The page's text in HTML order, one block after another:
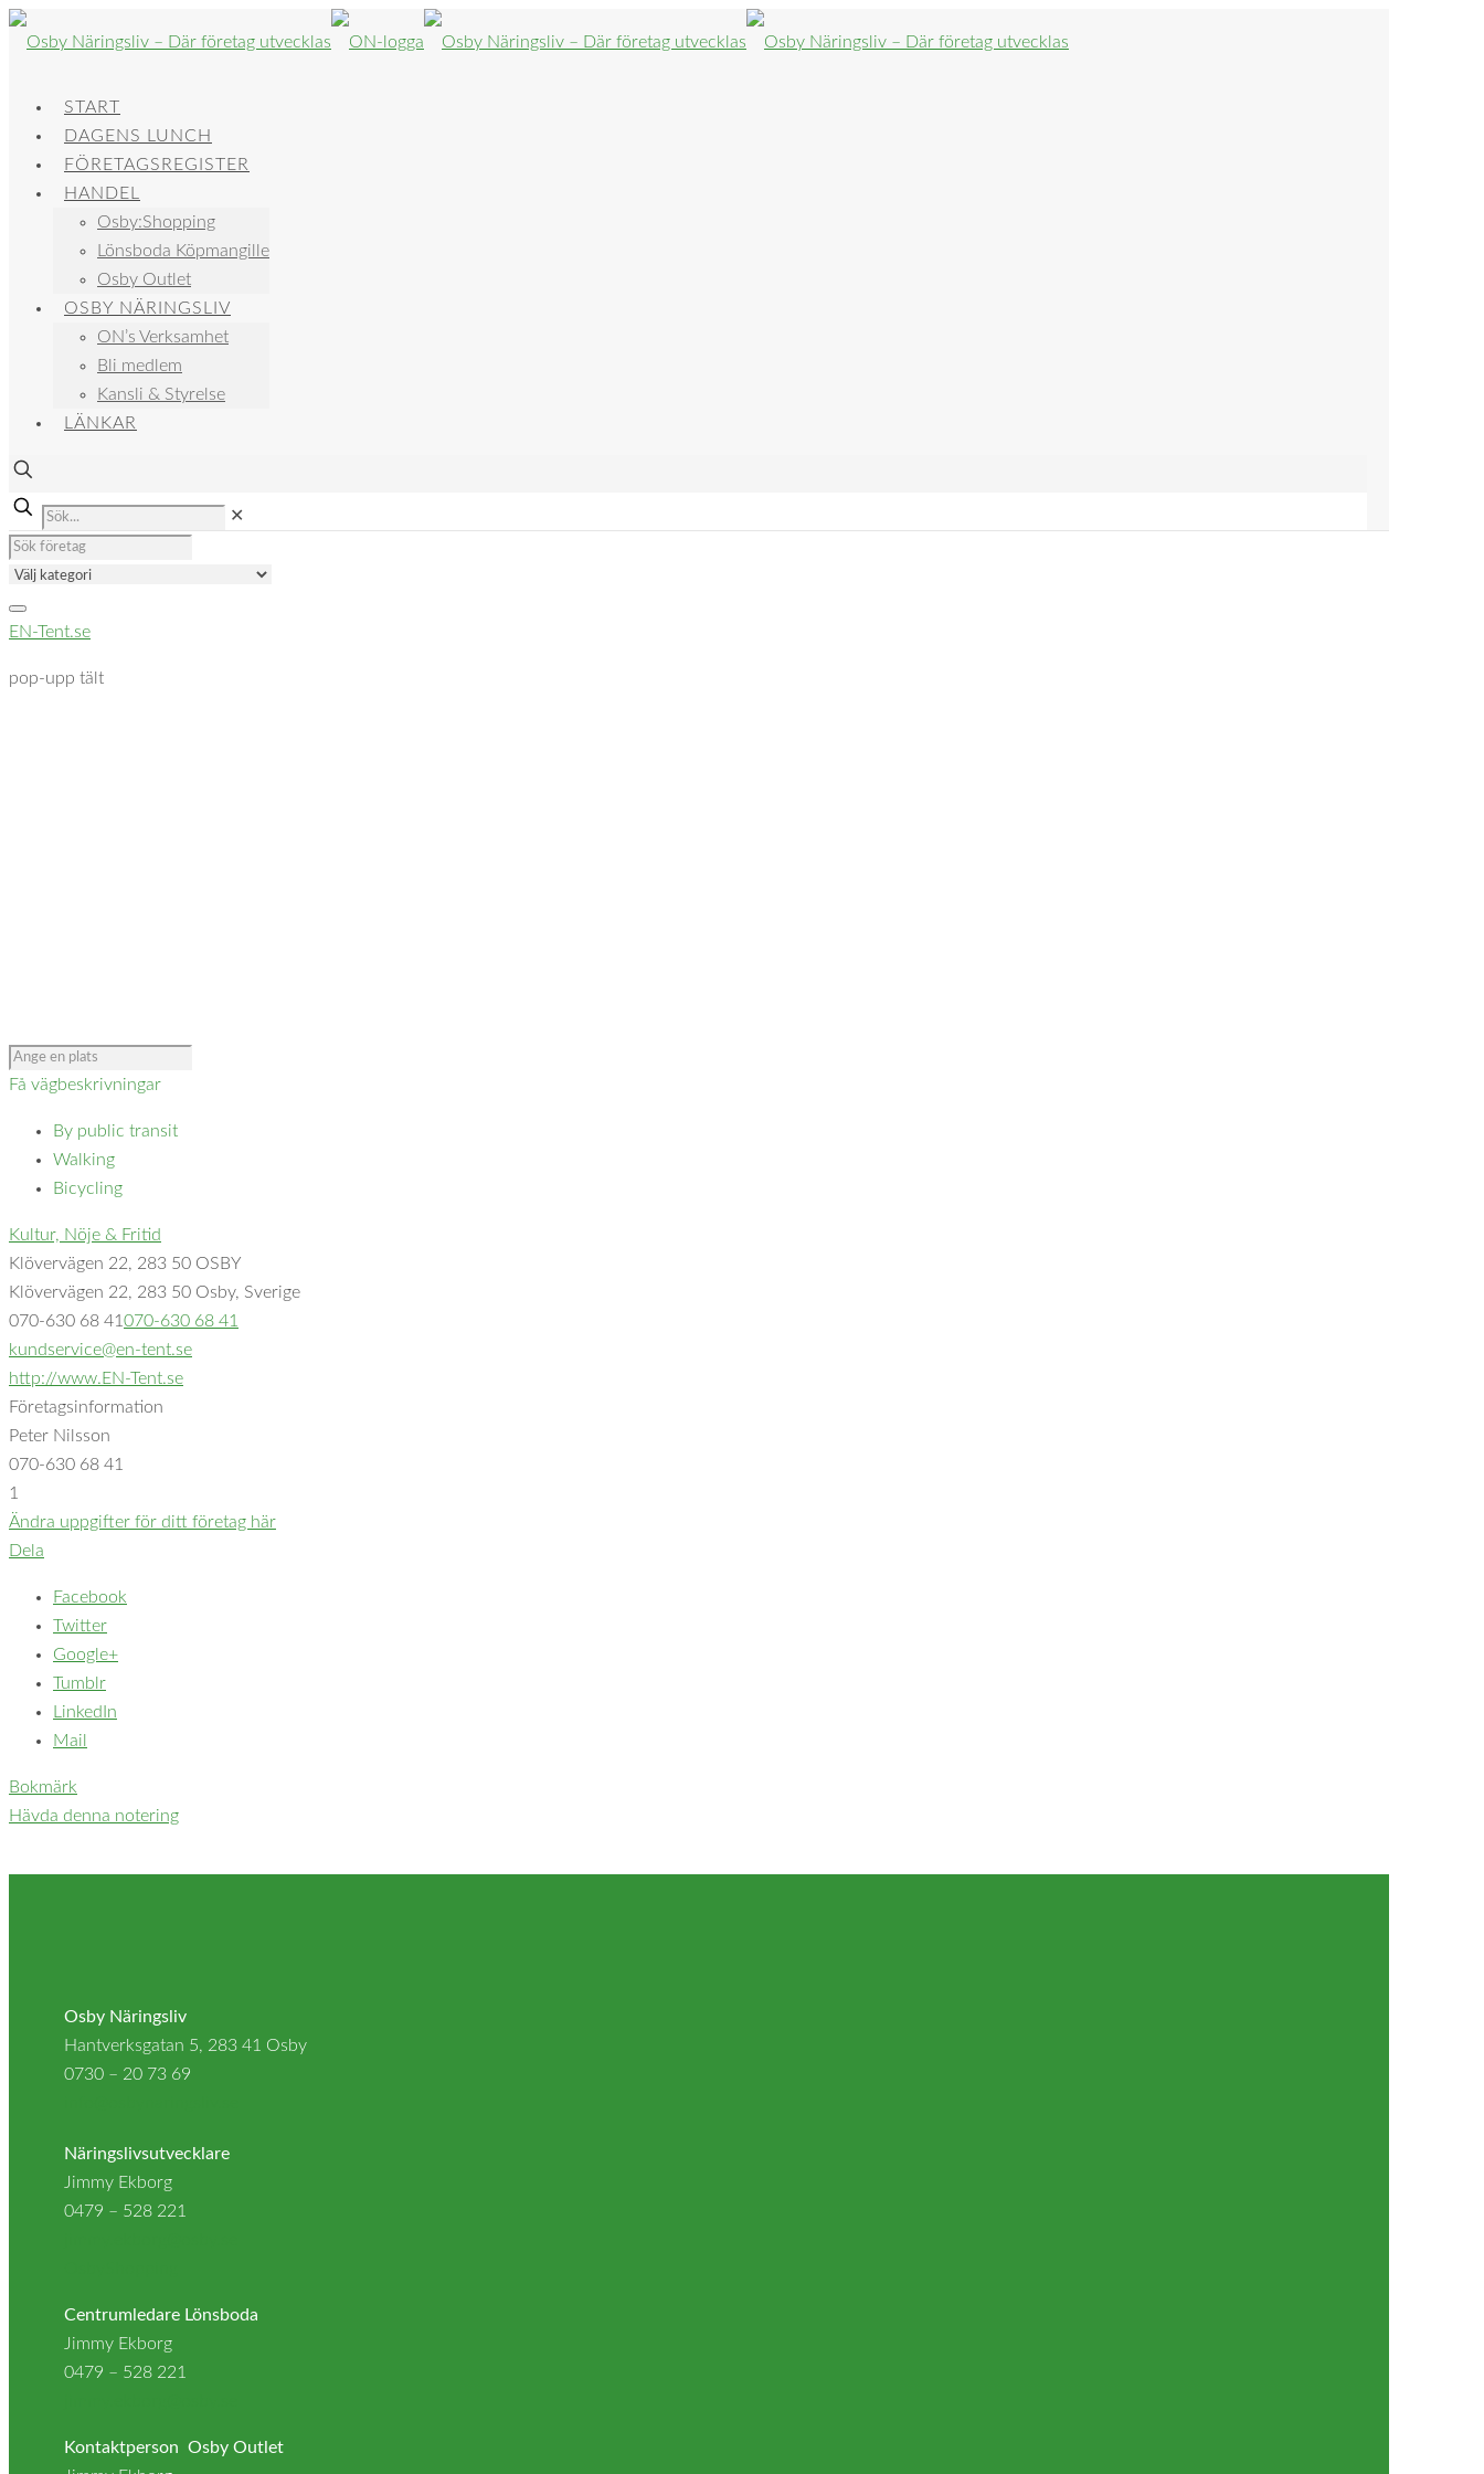
START
DAGENS LUNCH
FÖRETAGSREGISTER
HANDEL
Osby:Shopping
Lönsboda Köpmangille
Osby Outlet
OSBY NÄRINGSLIV
ON’s Verksamhet
Bli medlem
Kansli & Styrelse
LÄNKAR
✕
EN-Tent.se
pop-upp tält
Få vägbeskrivningar
By public transit
Walking
Bicycling
Kultur, Nöje & Fritid
Klövervägen 22, 283 50 OSBY
Klövervägen 22, 283 50 Osby, Sverige
070-630 68 41 070-630 68 41
kundservice@en-tent.se
http://www.EN-Tent.se
Företagsinformation
Peter Nilsson
070-630 68 41
1
Ändra uppgifter för ditt företag här
Dela
Facebook
Twitter
Google+
Tumblr
LinkedIn
Mail
Bokmärk
Hävda denna notering
Osby Näringsliv
Hantverksgatan 5, 283 41 Osby
0730 – 20 73 69
Näringslivsutvecklare
Jimmy Ekborg
0479 – 528 221
Centrumledare Lönsboda
Jimmy Ekborg
0479 – 528 221
Kontaktperson Osby Outlet